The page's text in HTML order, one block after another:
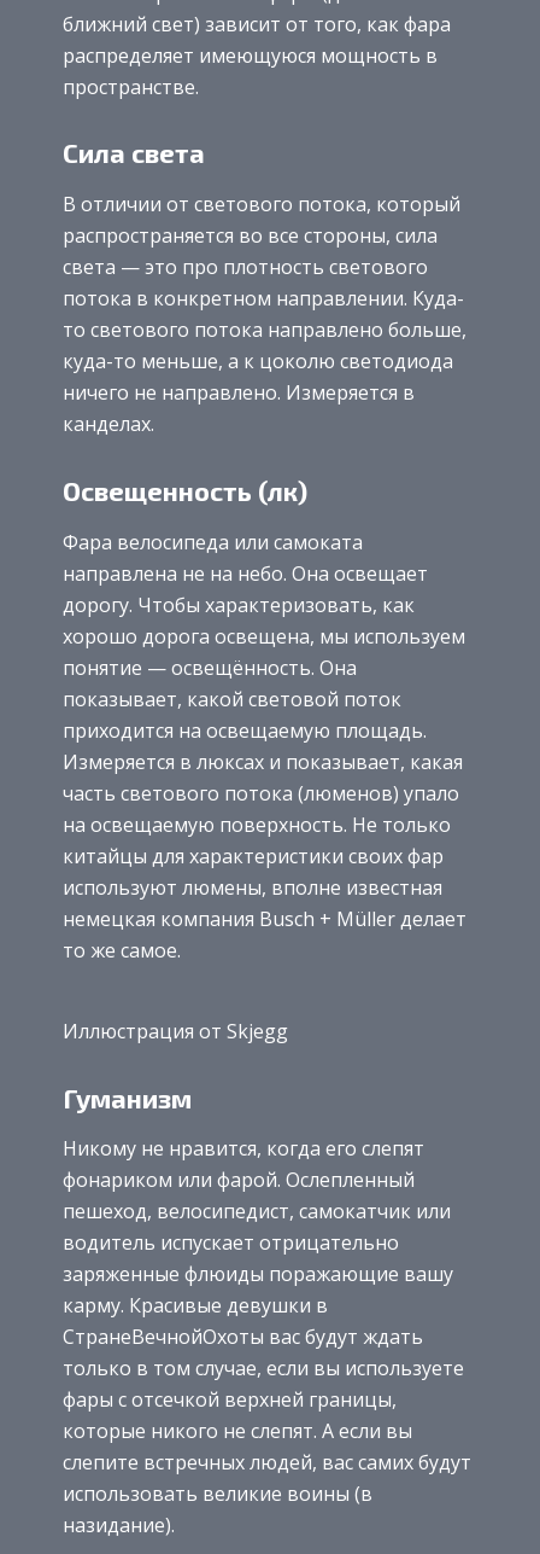
ближний свет) зависит от того, как фара
распределяет имеющуюся мощность в
пространстве.
Сила света
В отличии от светового потока, который
распространяется во все стороны, сила
света — это про плотность светового
потока в конкретном направлении. Куда-
то светового потока направлено больше,
куда-то меньше, а к цоколю светодиода
ничего не направлено. Измеряется в
канделах.
Освещенность (лк)
Фара велосипеда или самоката
направлена не на небо. Она освещает
дорогу. Чтобы характеризовать, как
хорошо дорога освещена, мы используем
понятие — освещённость. Она
показывает, какой световой поток
приходится на освещаемую площадь.
Измеряется в люксах и показывает, какая
часть светового потока (люменов) упало
на освещаемую поверхность. Не только
китайцы для характеристики своих фар
используют люмены, вполне известная
немецкая компания Busch + Müller делает
то же самое.
Иллюстрация от Skjegg
Гуманизм
Никому не нравится, когда его слепят
фонариком или фарой. Ослепленный
пешеход, велосипедист, самокатчик или
водитель испускает отрицательно
заряженные флюиды поражающие вашу
карму. Красивые девушки в
СтранеВечнойОхоты вас будут ждать
только в том случае, если вы используете
фары с отсечкой верхней границы,
которые никого не слепят. А если вы
слепите встречных людей, вас самих будут
использовать великие воины (в
назидание).